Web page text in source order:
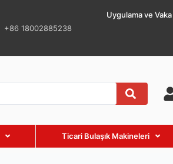
+86 18002885238
Uygulama ve Vaka
Ticari Bulaşık Makineleri